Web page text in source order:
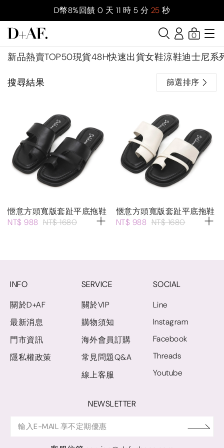
D幣8%回饋 0 天 11 時 5 分 25 秒
新品熱賣TOP50現貨48H快速出貨女鞋涼鞋迪士尼系
0
搜尋結果 篩選排序
愜意方頭寬版套趾平底拖鞋
NT$ 988 NT$ 1680
愜意方頭寬版套趾平底拖鞋
NT$ 988 NT$ 1680
INFO
關於D+AF
最新消息
門市資訊
隱私權政策
SERVICE
關於VIP
購物須知
海外會員訂購
常見問題Q&A
線上客服
SOCIAL
Line
Instagram
Facebook
Threads
Youtube
NEWSLETTER